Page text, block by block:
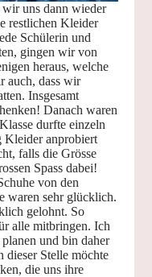
uns dann wieder
restlichen Kleider
Schülerin und
gingen wir von
heraus, welche
auch, dass wir
Insgesamt
Danach waren
durfte einzeln
Kleider anprobiert
falls die Grösse
Spass dabei!
von den
waren sehr glücklich.
gelohnt. So
alle mitbringen. Ich
und bin daher
dieser Stelle möchte
die uns ihre